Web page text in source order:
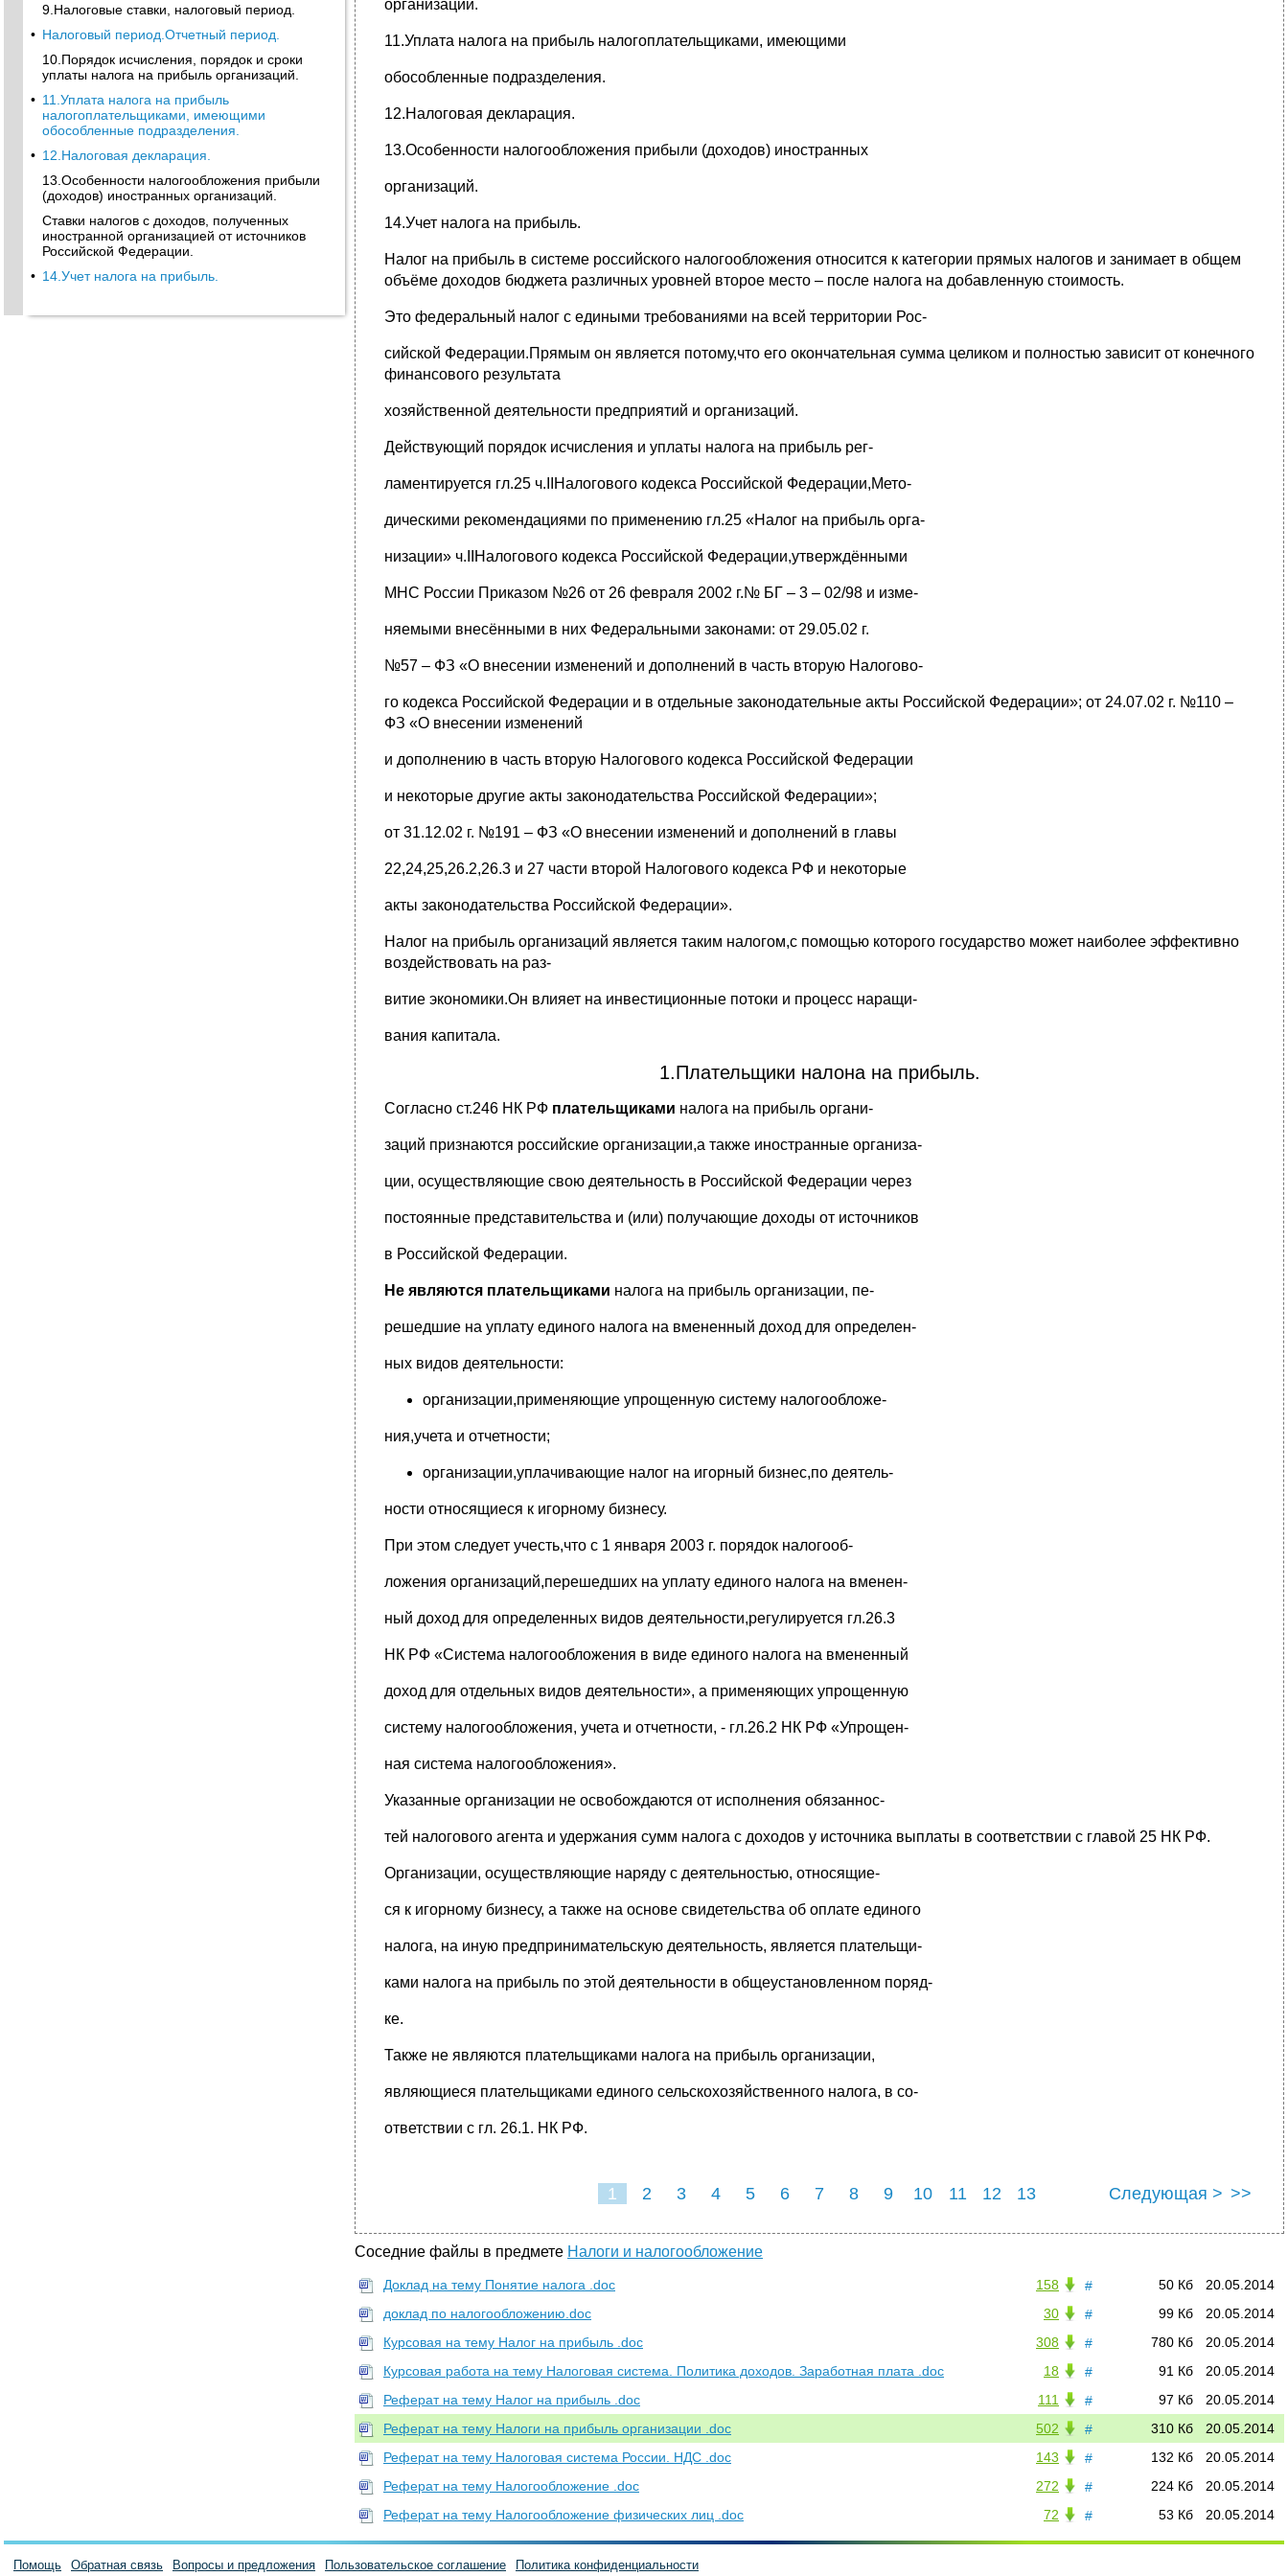
9.Налоговые ставки, налоговый период.
• Налоговый период.Отчетный период.
10.Порядок исчисления, порядок и сроки
уплаты налога на прибыль организаций.
• 11.Уплата налога на прибыль
налогоплательщиками, имеющими
обособленные подразделения.
• 12.Налоговая декларация.
13.Особенности налогообложения прибыли
(доходов) иностранных организаций.
Ставки налогов с доходов, полученных
иностранной организацией от источников
Российской Федерации.
• 14.Учет налога на прибыль.
организаций.
11.Уплата налога на прибыль налогоплательщиками, имеющими
обособленные подразделения.
12.Налоговая декларация.
13.Особенности налогообложения прибыли (доходов) иностранных
организаций.
14.Учет налога на прибыль.
Налог на прибыль в системе российского налогообложения относится к категории прямых налогов и занимает в общем
объёме доходов бюджета различных уровней второе место – после налога на добавленную стоимость.
Это федеральный налог с едиными требованиями на всей территории Рос-
сийской Федерации.Прямым он является потому,что его окончательная сумма целиком и полностью зависит от конечного
финансового результата
хозяйственной деятельности предприятий и организаций.
Действующий порядок исчисления и уплаты налога на прибыль рег-
ламентируется гл.25 ч.IIНалогового кодекса Российской Федерации,Мето-
дическими рекомендациями по применению гл.25 «Налог на прибыль орга-
низации» ч.IIНалогового кодекса Российской Федерации,утверждёнными
МНС России Приказом №26 от 26 февраля 2002 г.№ БГ – 3 – 02/98 и изме-
няемыми внесёнными в них Федеральными законами: от 29.05.02 г.
№57 – ФЗ «О внесении изменений и дополнений в часть вторую Налогово-
го кодекса Российской Федерации и в отдельные законодательные акты Российской Федерации»; от 24.07.02 г. №110 –
ФЗ «О внесении изменений
и дополнению в часть вторую Налогового кодекса Российской Федерации
и некоторые другие акты законодательства Российской Федерации»;
от 31.12.02 г. №191 – ФЗ «О внесении изменений и дополнений в главы
22,24,25,26.2,26.3 и 27 части второй Налогового кодекса РФ и некоторые
акты законодательства Российской Федерации».
Налог на прибыль организаций является таким налогом,с помощью которого государство может наиболее эффективно
воздействовать на раз-
витие экономики.Он влияет на инвестиционные потоки и процесс наращи-
вания капитала.
1.Плательщики налона на прибыль.
Согласно ст.246 НК РФ плательщиками налога на прибыль органи-
заций признаются российские организации,а также иностранные организа-
ции, осуществляющие свою деятельность в Российской Федерации через
постоянные представительства и (или) получающие доходы от источников
в Российской Федерации.
Не являются плательщиками налога на прибыль организации, пе-
решедшие на уплату единого налога на вмененный доход для определен-
ных видов деятельности:
организации,применяющие упрощенную систему налогообложе-
ния,учета и отчетности;
организации,уплачивающие налог на игорный бизнес,по деятель-
ности относящиеся к игорному бизнесу.
При этом следует учесть,что с 1 января 2003 г. порядок налогооб-
ложения организаций,перешедших на уплату единого налога на вменен-
ный доход для определенных видов деятельности,регулируется гл.26.3
НК РФ «Система налогообложения в виде единого налога на вмененный
доход для отдельных видов деятельности», а применяющих упрощенную
систему налогообложения, учета и отчетности, - гл.26.2 НК РФ «Упрощен-
ная система налогообложения».
Указанные организации не освобождаются от исполнения обязаннос-
тей налогового агента и удержания сумм налога с доходов у источника выплаты в соответствии с главой 25 НК РФ.
Организации, осуществляющие наряду с деятельностью, относящие-
ся к игорному бизнесу, а также на основе свидетельства об оплате единого
налога, на иную предпринимательскую деятельность, является плательщи-
ками налога на прибыль по этой деятельности в общеустановленном поряд-
ке.
Также не являются плательщиками налога на прибыль организации,
являющиеся плательщиками единого сельскохозяйственного налога, в со-
ответствии с гл. 26.1. НК РФ.
1 2 3 4 5 6 7 8 9 10 11 12 13 Следующая > >>
Соседние файлы в предмете Налоги и налогообложение
# 20.05.2014
50 Кб
158
Доклад на тему Понятие налога .doc
#
20.05.2014
99 Кб
30
доклад по налогообложению.doc
#
20.05.2014
780 Кб
308
Курсовая на тему Налог на прибыль .doc
#
20.05.2014
91 Кб
18
Курсовая работа на тему Налоговая система. Политика доходов. Заработная плата .doc
#
20.05.2014
97 Кб
111
Реферат на тему Налог на прибыль .doc
#
20.05.2014
310 Кб
502
Реферат на тему Налоги на прибыль организации .doc
#
20.05.2014
132 Кб
143
Реферат на тему Налоговая система России. НДС .doc
#
20.05.2014
224 Кб
272
Реферат на тему Налогообложение .doc
#
20.05.2014
53 Кб
72
Реферат на тему Налогообложение физических лиц .doc
Помощь Обратная связь Вопросы и предложения Пользовательское соглашение Политика конфиденциальности